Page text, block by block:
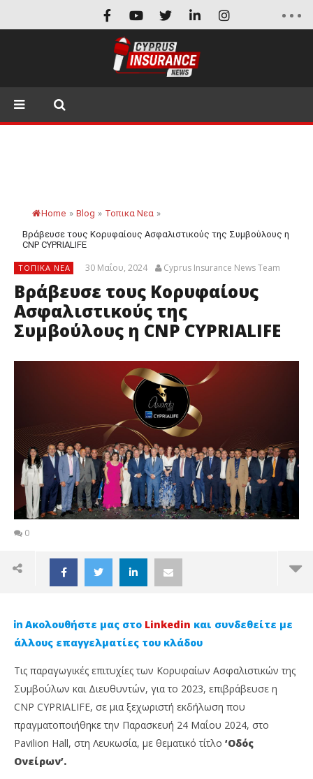
Home » Blog » Τοπικα Νεα »
Βράβευσε τους Κορυφαίους Ασφαλιστικούς της Συμβούλους η
CNP CYPRIALIFE
ΤΟΠΙΚΑ ΝΕΑ 30 Μαΐου, 2024 Cyprus Insurance News Team
Βράβευσε τους Κορυφαίους
Ασφαλιστικούς της
Συμβούλους η CNP CYPRIALIFE
0
Ακολουθήστε μας στο Linkedin και συνδεθείτε με
άλλους επαγγελματίες του κλάδου
Τις παραγωγικές επιτυχίες των Κορυφαίων Ασφαλιστικών της
Συμβούλων και Διευθυντών, για το 2023, επιβράβευσε η
CNP CYPRIALIFE, σε μια ξεχωριστή εκδήλωση που
πραγματοποιήθηκε την Παρασκευή 24 Μαΐου 2024, στο
Pavilion Hall, στη Λευκωσία, με θεματικό τίτλο ‘Οδός
Ονείρων’.